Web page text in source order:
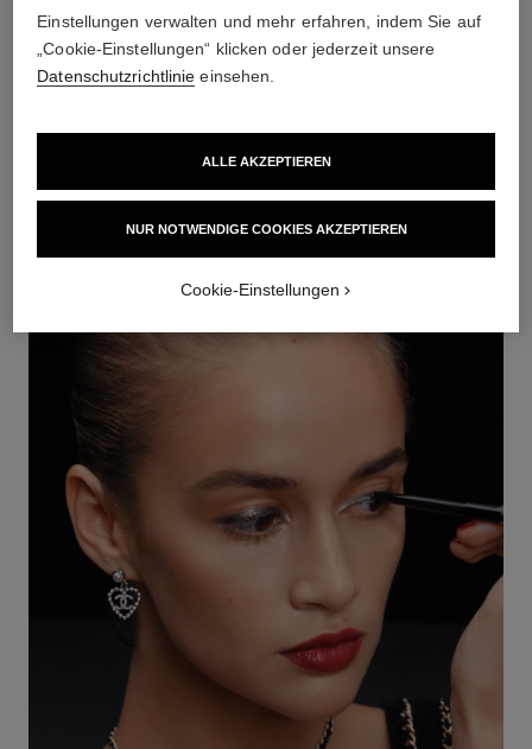
FARBINTENSITÄT
ZUM WARENKORB HINZUFÜGEN
Einstellungen verwalten und mehr erfahren, indem Sie auf
„Cookie-Einstellungen“ klicken oder jederzeit unsere
Datenschutzrichtlinie einsehen.
NUR NOTWENDIGE COOKIES AKZEPTIEREN
ALLE AKZEPTIEREN
Cookie-Einstellungen